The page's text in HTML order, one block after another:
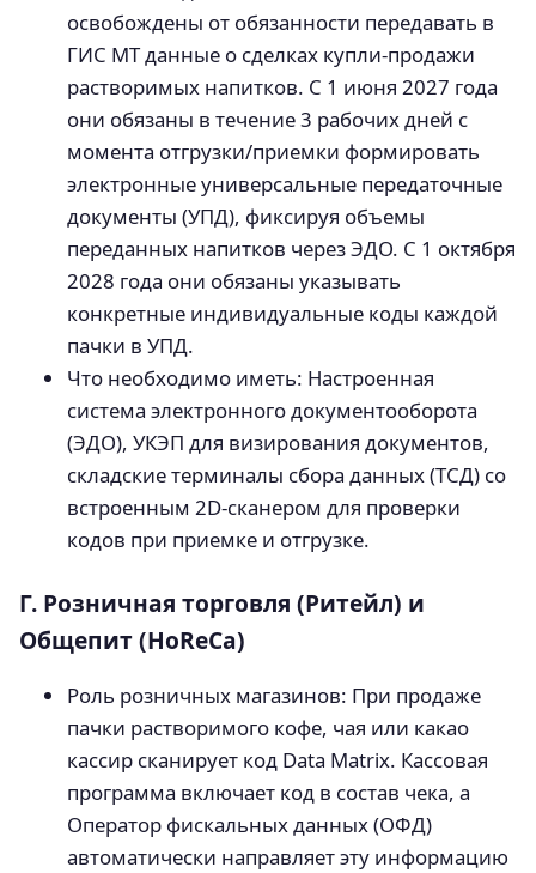
освобождены от обязанности передавать в
ГИС МТ данные о сделках купли-продажи
растворимых напитков. С 1 июня 2027 года
они обязаны в течение 3 рабочих дней с
момента отгрузки/приемки формировать
электронные универсальные передаточные
документы (УПД), фиксируя объемы
переданных напитков через ЭДО. С 1 октября
2028 года они обязаны указывать
конкретные индивидуальные коды каждой
пачки в УПД.
Что необходимо иметь: Настроенная
система электронного документооборота
(ЭДО), УКЭП для визирования документов,
складские терминалы сбора данных (ТСД) со
встроенным 2D-сканером для проверки
кодов при приемке и отгрузке.
Г. Розничная торговля (Ритейл) и
Общепит (HoReCa)
Роль розничных магазинов: При продаже
пачки растворимого кофе, чая или какао
кассир сканирует код Data Matrix. Кассовая
программа включает код в состав чека, а
Оператор фискальных данных (ОФД)
автоматически направляет эту информацию